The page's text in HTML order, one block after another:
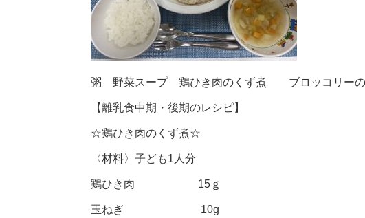
粥 野菜スープ 鶏ひき肉のくず煮 ブロッコリーの
【離乳食中期・後期のレシピ】
☆鶏ひき肉のくず煮☆
〈材料〉子ども1人分
鶏ひき肉 15ｇ
玉ねぎ 10g